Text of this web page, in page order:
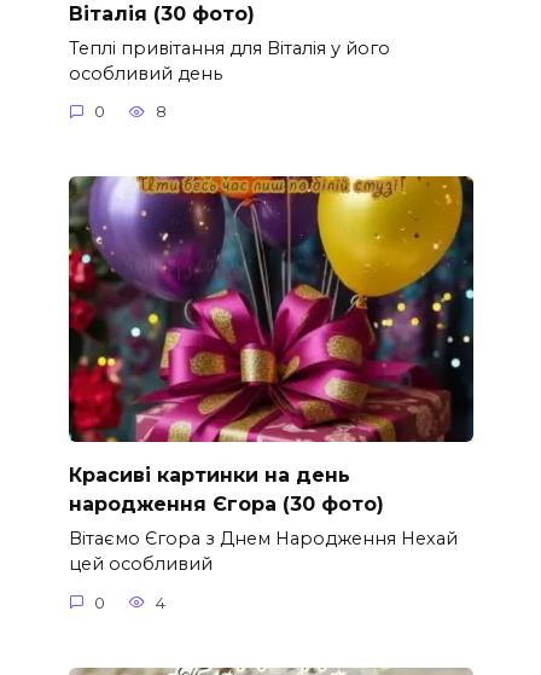
Віталія (30 фото)
Теплі привітання для Віталія у його
особливий день
0 8
Красиві картинки на день
народження Єгора (30 фото)
Вітаємо Єгора з Днем Народження Нехай
цей особливий
0 4